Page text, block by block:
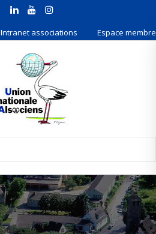
Intranet associations Espace membre